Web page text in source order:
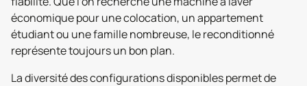
économique pour une colocation, un appartement
étudiant ou une famille nombreuse, le reconditionné
représente toujours un bon plan.
La diversité des configurations disponibles permet de